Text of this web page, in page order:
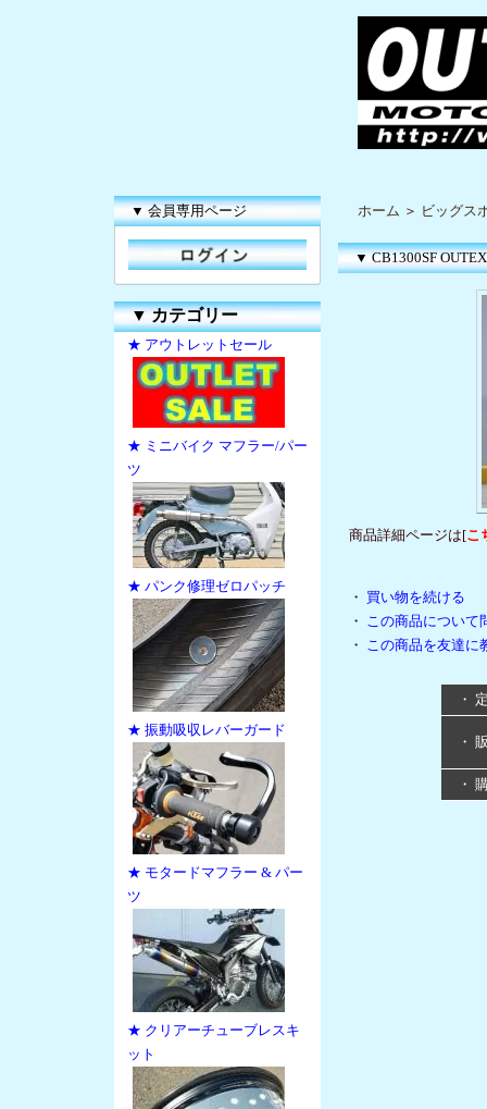
▼ 会員専用ページ
▼カテゴリー
★ アウトレットセール
★ ミニバイク マフラー/パー
ツ
★ パンク修理ゼロパッチ
★ 振動吸収レバーガード
★ モタードマフラー & パー
ツ
★ クリアーチューブレスキ
ット
ホーム ＞ ビッグス
▼ CB1300SF
商品詳細ページは[こ
・ 買い物を続ける
・ この商品について
・ この商品を友達に
・
・
・